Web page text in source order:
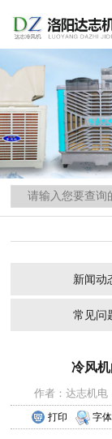
当前位置： 网站首
新闻动
常见问
冷风
作者：达志机
打印 字